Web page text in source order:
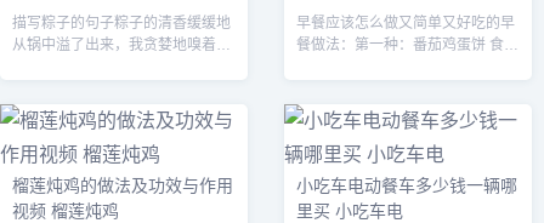
描写粽子的句子粽子的清香缓缓地
从锅中溢了出来，我贪婪地嗅着这
雪白的糯米和鲜红的枣子。描写粽
子的句子如...
早餐应该怎么做又简单又好吃的早
餐做法：第一种：番茄鸡蛋饼 食材
划开十字，用开水浸泡一会儿，把
皮撕掉，...
榴莲炖鸡的做法及功效与作用
视频 榴莲炖鸡
小吃车电动餐车多少钱一辆哪
里买 小吃车电